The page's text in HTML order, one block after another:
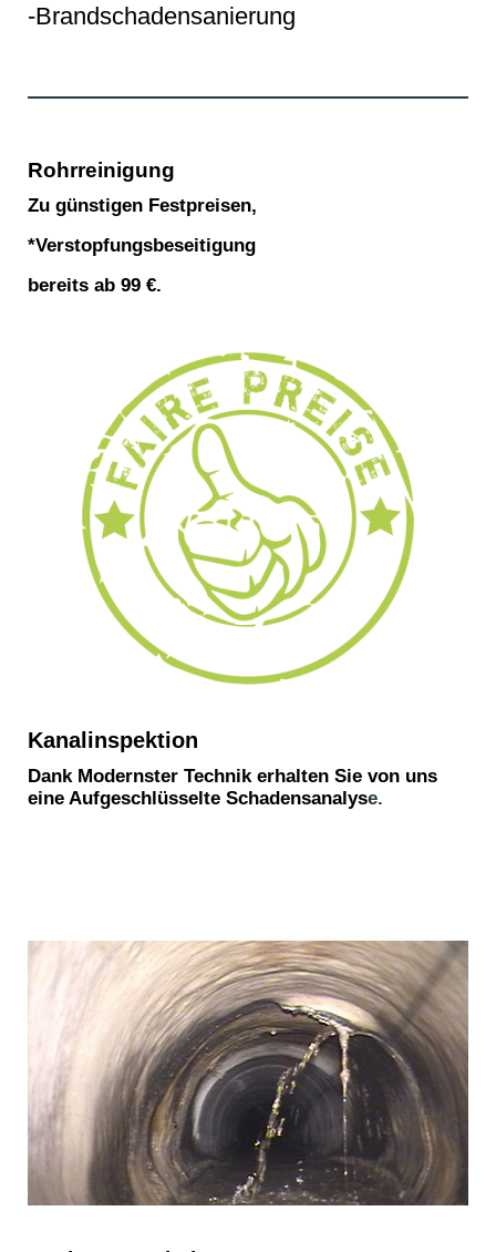
-Brandschadensanierung
Rohrreinigung
Zu günstigen Festpreisen,
*Verstopfungsbeseitigung
bereits ab 99 €.
Kanalinspektion
Dank Modernster Technik erhalten Sie von uns
eine Aufgeschlüsselte Schadensanalyse.